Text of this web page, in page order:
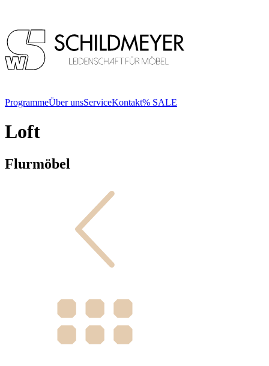
ProgrammeÜber unsServiceKontakt% SALE
Loft
Flur­möbel